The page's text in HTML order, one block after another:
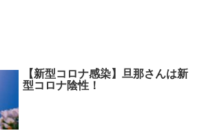
【新型コロナ感染】旦那さんは新
型コロナ陰性！